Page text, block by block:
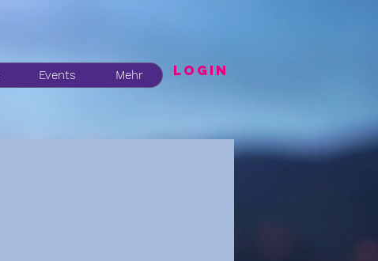
Events Mehr LogIN